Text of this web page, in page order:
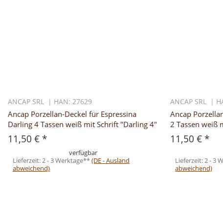
ANCAP SRL | HAN: 27629
Ancap Porzellan-Deckel für Espressina
Darling 4 Tassen weiß mit Schrift "Darling 4"
11,50 € *
verfügbar
Lieferzeit:2 - 3 Werktage**(DE - Ausland
abweichend)
ANCAP SRL |
Ancap
2 Tassen weiß
11,50 € *
Lieferzeit:2 - 3
abweichend)